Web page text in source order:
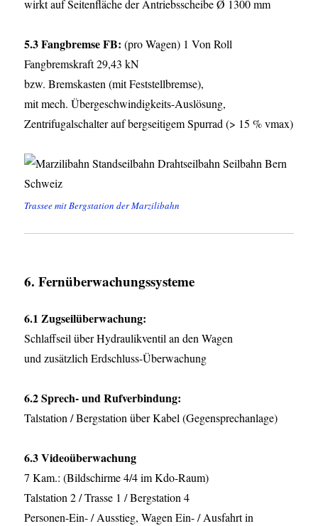
wirkt auf Seitenfläche der Antriebsscheibe Ø 1300 mm
5.3 Fangbremse FB: (pro Wagen) 1 Von Roll
Fangbremskraft 29,43 kN
bzw. Bremskasten (mit Feststellbremse),
mit mech. Übergeschwindigkeits-Auslösung,
Zentrifugalschalter auf bergseitigem Spurrad (> 15 % vmax)
Trassee mit Bergstation der Marzilibahn
6. Fernüberwachungssysteme
6.1 Zugseilüberwachung:
Schlaffseil über Hydraulikventil an den Wagen
und zusätzlich Erdschluss-Überwachung
6.2 Sprech- und Rufverbindung:
Talstation / Bergstation über Kabel (Gegensprechanlage)
6.3 Videoüberwachung
7 Kam.: (Bildschirme 4/4 im Kdo-Raum)
Talstation 2 / Trasse 1 / Bergstation 4
Personen-Ein- / Ausstieg, Wagen Ein- / Ausfahrt in